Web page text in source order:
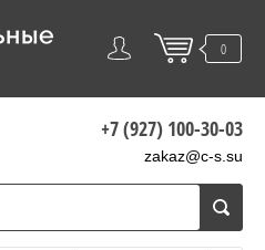
0
+7 (927) 100-30-03
zakaz@c-s.su